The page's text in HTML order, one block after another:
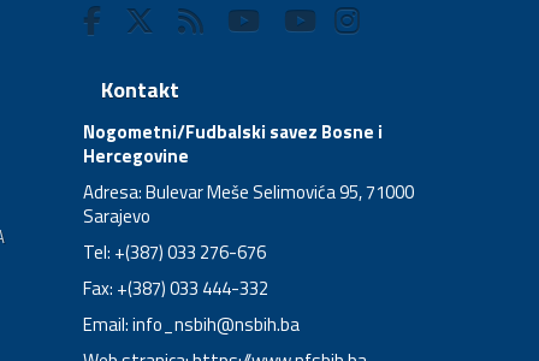
Kontakt
Nogometni/Fudbalski savez Bosne i
Hercegovine
Adresa: Bulevar Meše Selimovića 95, 71000
Sarajevo
Tel: +(387) 033 276-676
Fax: +(387) 033 444-332
Email:info_nsbih@nsbih.ba